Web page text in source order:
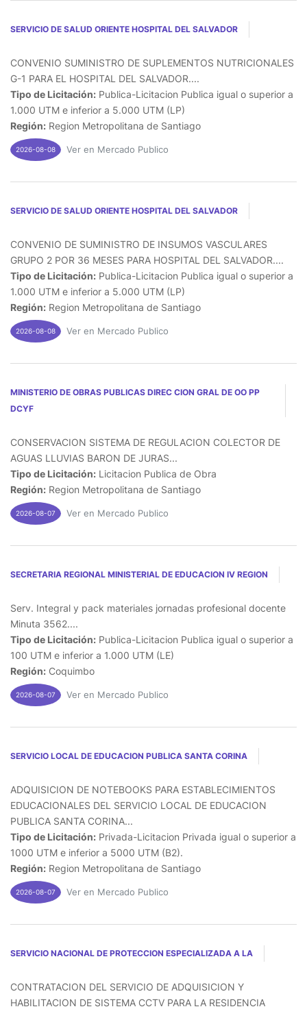
SERVICIO DE SALUD ORIENTE HOSPITAL DEL SALVADOR
CONVENIO SUMINISTRO DE SUPLEMENTOS NUTRICIONALES
G-1 PARA EL HOSPITAL DEL SALVADOR....
Tipo de Licitación: Publica-Licitacion Publica igual o superior a
1.000 UTM e inferior a 5.000 UTM (LP)
Región: Region Metropolitana de Santiago
2026-08-08 Ver en Mercado Publico
SERVICIO DE SALUD ORIENTE HOSPITAL DEL SALVADOR
CONVENIO DE SUMINISTRO DE INSUMOS VASCULARES
GRUPO 2 POR 36 MESES PARA HOSPITAL DEL SALVADOR....
Tipo de Licitación: Publica-Licitacion Publica igual o superior a
1.000 UTM e inferior a 5.000 UTM (LP)
Región: Region Metropolitana de Santiago
2026-08-08 Ver en Mercado Publico
MINISTERIO DE OBRAS PUBLICAS DIREC CION GRAL DE OO PP
DCYF
CONSERVACION SISTEMA DE REGULACION COLECTOR DE
AGUAS LLUVIAS BARON DE JURAS...
Tipo de Licitación: Licitacion Publica de Obra
Región: Region Metropolitana de Santiago
2026-08-07 Ver en Mercado Publico
SECRETARIA REGIONAL MINISTERIAL DE EDUCACION IV REGION
Serv. Integral y pack materiales jornadas profesional docente
Minuta 3562....
Tipo de Licitación: Publica-Licitacion Publica igual o superior a
100 UTM e inferior a 1.000 UTM (LE)
Región: Coquimbo
2026-08-07 Ver en Mercado Publico
SERVICIO LOCAL DE EDUCACION PUBLICA SANTA CORINA
ADQUISICION DE NOTEBOOKS PARA ESTABLECIMIENTOS
EDUCACIONALES DEL SERVICIO LOCAL DE EDUCACION
PUBLICA SANTA CORINA...
Tipo de Licitación: Privada-Licitacion Privada igual o superior a
1000 UTM e inferior a 5000 UTM (B2).
Región: Region Metropolitana de Santiago
2026-08-07 Ver en Mercado Publico
SERVICIO NACIONAL DE PROTECCION ESPECIALIZADA A LA
CONTRATACION DEL SERVICIO DE ADQUISICION Y
HABILITACION DE SISTEMA CCTV PARA LA RESIDENCIA